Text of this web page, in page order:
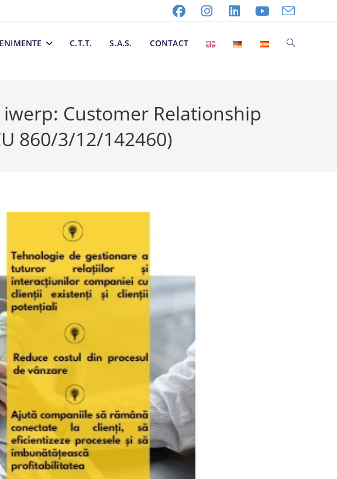
C.T.T. S.A.S. CONTACT
iwerp: Customer Relationship
860/3/12/142460)